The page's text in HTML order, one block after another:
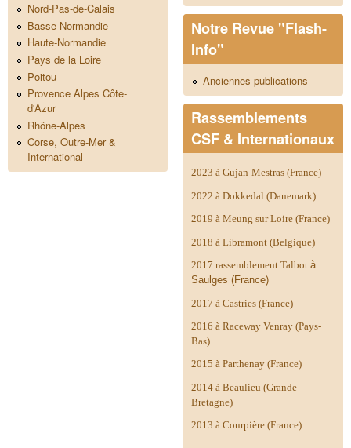
Nord-Pas-de-Calais
Basse-Normandie
Haute-Normandie
Pays de la Loire
Poitou
Provence Alpes Côte-
d'Azur
Rhône-Alpes
Corse, Outre-Mer &
International
Notre Revue "Flash-
Info"
Anciennes publications
Rassemblements
CSF & Internationaux
2023 à Gujan-Mestras (France)
2022 à Dokkedal (Danemark)
2019 à Meung sur Loire (France)
2018 à Libramont (Belgique)
2017 rassemblement Talbot à
Saulges (France)
2017 à Castries (France)
2016 à Raceway Venray (Pays-
Bas)
2015 à Parthenay (France)
2014 à Beaulieu (Grande-
Bretagne)
2013 à Courpière (France)